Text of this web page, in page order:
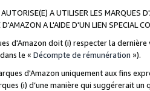
A UTILISER LES MARQUES
A L'AIDE D'UN LIEN SPECIAL
d'Amazon doit (i) respecter la
le « Décompte de rémunération »).
d'Amazon uniquement aux fins
(i) d’une manière qui suggérerait